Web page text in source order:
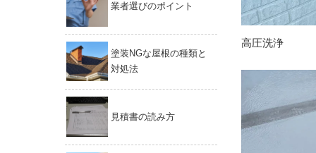
業者選びのポイント
塗装NGな屋根の種類と
対処法
見積書の読み方
高圧洗浄